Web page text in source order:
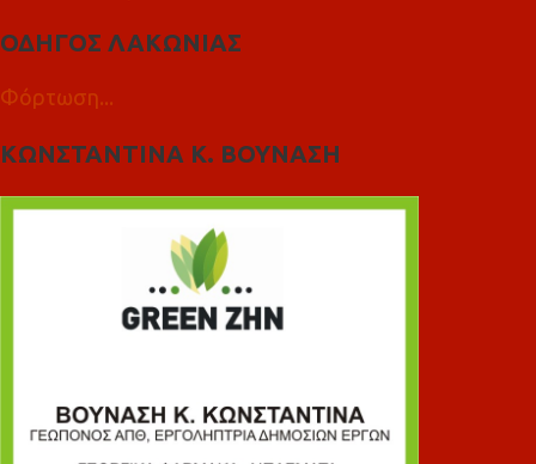
ΟΔΗΓΟΣ ΛΑΚΩΝΙΑΣ
Φόρτωση...
ΚΩΝΣΤΑΝΤΙΝΑ Κ. ΒΟΥΝΑΣΗ